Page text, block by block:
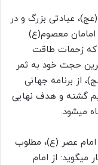
عبادتی بزرگ و در
امامان معصوم(ع)
که زحمات طاقت
حجت خود به ثمر
از برنامه جهانی
گشته و هدف نهایی
می‏شود.
امام عصر (ع)، مطلوب
می‏گوید: از امام